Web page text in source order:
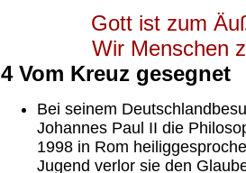
Gott ist zum
Wir Menschen
4 Vom Kreuz gesegnet
Bei seinem
Johannes Paul II die
1998 in Rom
Jugend verlor sie den